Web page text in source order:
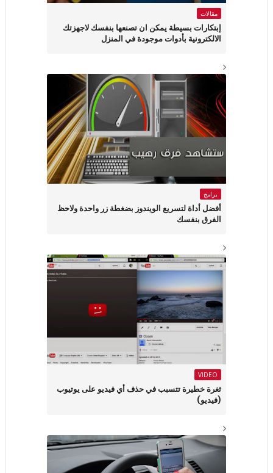
مقالات
إبتكارات بسيطة يمكن ان تصنعها بنفسك لاجهزتك
الالكترونية بأدوات موجودة في المنزل
برامج
أفضل أداة لتسريع الويندوز بضغطة زر واحدة ولاحظ
الفرق بنفسك‎
VIDEO
ثغرة خطيرة تتسبب في حذف أي فيديو على يوتيوب
(فيديو)